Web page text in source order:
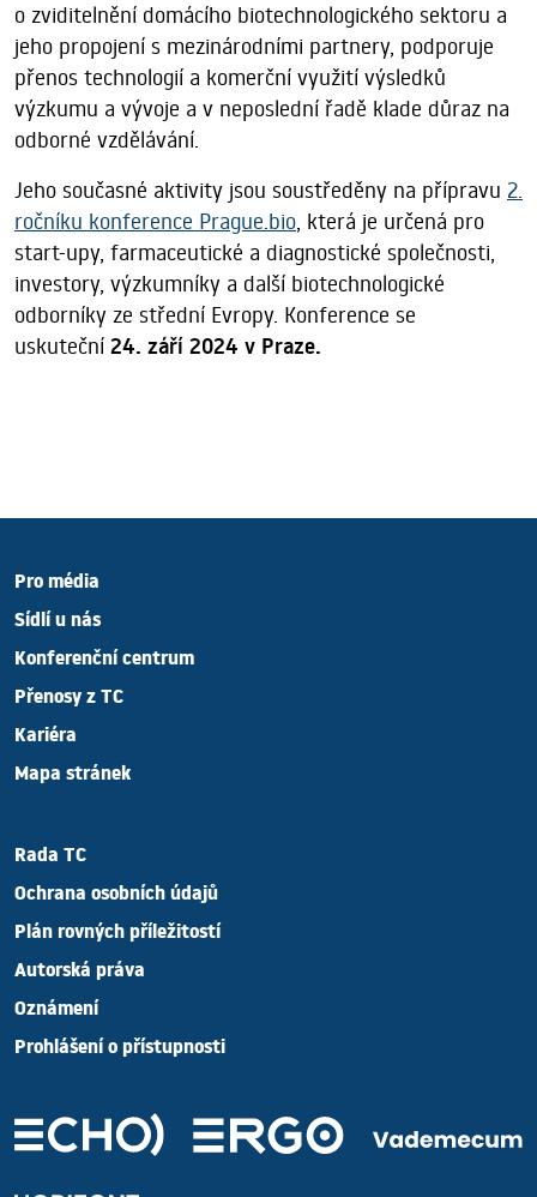
o zviditelnění domácího biotechnologického sektoru a
jeho propojení s mezinárodními partnery, podporuje
přenos technologií a komerční využití výsledků
výzkumu a vývoje a v neposlední řadě klade důraz na
odborné vzdělávání.
Jeho současné aktivity jsou soustředěny na přípravu 2.
ročníku konference Prague.bio, která je určená pro
start-upy, farmaceutické a diagnostické společnosti,
investory, výzkumníky a další biotechnologické
odborníky ze střední Evropy. Konference se
uskuteční 24. září 2024 v Praze.
Pro média
Sídlí u nás
Konferenční centrum
Přenosy z TC
Kariéra
Mapa stránek
Rada TC
Ochrana osobních údajů
Plán rovných příležitostí
Autorská práva
Oznámení
Prohlášení o přístupnosti